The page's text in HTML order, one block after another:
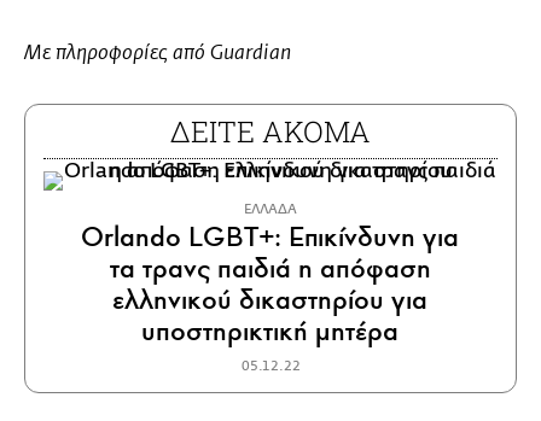
Με πληροφορίες από Guardian
ΔΕΙΤΕ ΑΚΟΜΑ
ΕΛΛΑΔΑ
Orlando LGBT+: Επικίνδυνη για
τα τρανς παιδιά η απόφαση
ελληνικού δικαστηρίου για
υποστηρικτική μητέρα
05.12.22